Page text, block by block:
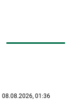
08.08.2026, 01:36